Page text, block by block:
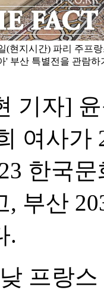
(현지시간) 파리 주프
' 부산 특별전을 관람
기자]
여사가
한국
, 부산
.
프랑